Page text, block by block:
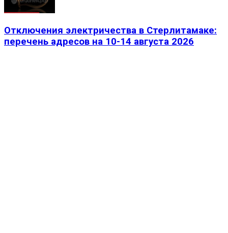
Отключения электричества в Стерлитамаке:
перечень адресов на 10-14 августа 2026